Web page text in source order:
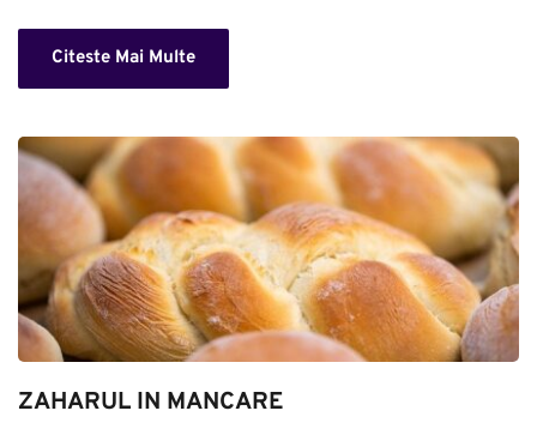
Citeste Mai Multe
ZAHARUL IN MANCARE